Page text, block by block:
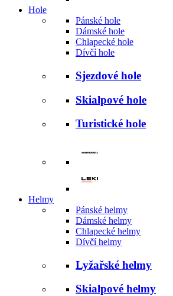
Hole
Pánské hole
Dámské hole
Chlapecké hole
Dívčí hole
Sjezdové hole
Skialpové hole
Turistické hole
Helmy
Pánské helmy
Dámské helmy
Chlapecké helmy
Dívčí helmy
Lyžařské helmy
Skialpové helmy